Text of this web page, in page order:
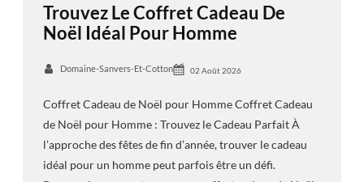
Trouvez Le Coffret Cadeau De
Noël Idéal Pour Homme
Domaine-Sanvers-Et-Cotton 02 Août 2026
Coffret Cadeau de Noël pour Homme Coffret Cadeau
de Noël pour Homme : Trouvez le Cadeau Parfait À
l’approche des fêtes de fin d’année, trouver le cadeau
idéal pour un homme peut parfois être un défi.